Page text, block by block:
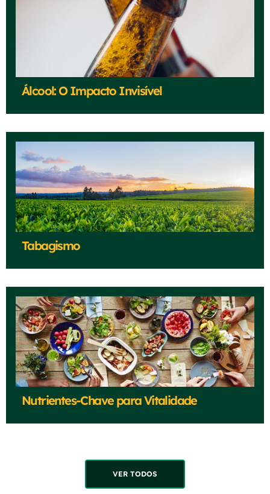
Álcool: O Impacto Invisível
Tabagismo
Nutrientes-Chave para Vitalidade
VER TODOS